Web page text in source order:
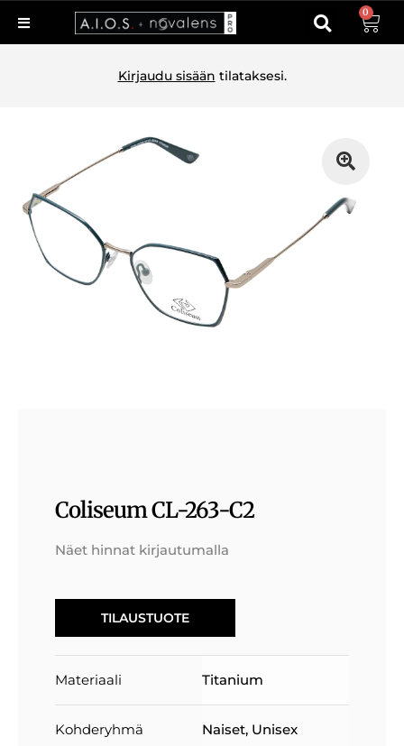
0
Kirjaudu sisään tilataksesi.
Coliseum CL-263-C2
Näet hinnat kirjautumalla
TILAUSTUOTE
Materiaali Titanium
Kohderyhmä Naiset, Unisex